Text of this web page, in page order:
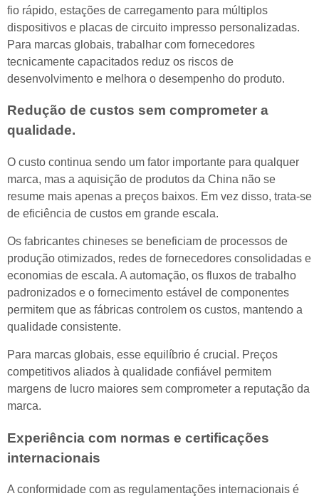
fio rápido, estações de carregamento para múltiplos
dispositivos e placas de circuito impresso personalizadas.
Para marcas globais, trabalhar com fornecedores
tecnicamente capacitados reduz os riscos de
desenvolvimento e melhora o desempenho do produto.
Redução de custos sem comprometer a
qualidade.
O custo continua sendo um fator importante para qualquer
marca, mas a aquisição de produtos da China não se
resume mais apenas a preços baixos. Em vez disso, trata-se
de eficiência de custos em grande escala.
Os fabricantes chineses se beneficiam de processos de
produção otimizados, redes de fornecedores consolidadas e
economias de escala. A automação, os fluxos de trabalho
padronizados e o fornecimento estável de componentes
permitem que as fábricas controlem os custos, mantendo a
qualidade consistente.
Para marcas globais, esse equilíbrio é crucial. Preços
competitivos aliados à qualidade confiável permitem
margens de lucro maiores sem comprometer a reputação da
marca.
Experiência com normas e certificações
internacionais
A conformidade com as regulamentações internacionais é